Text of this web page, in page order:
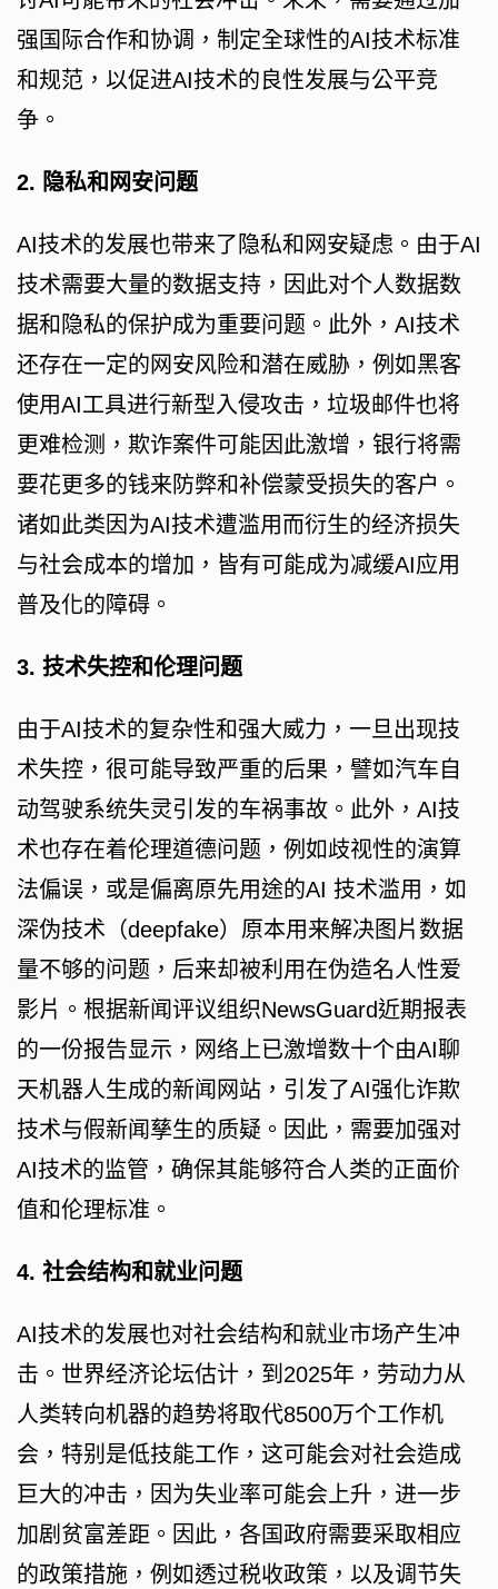
强国际合作和协调，制定全球性的AI技术标准
和规范，以促进AI技术的良性发展与公平竞
争。
2. 隐私和网安问题
AI技术的发展也带来了隐私和网安疑虑。由于AI
技术需要大量的数据支持，因此对个人数据数
据和隐私的保护成为重要问题。此外，AI技术
还存在一定的网安风险和潜在威胁，例如黑客
使用AI工具进行新型入侵攻击，垃圾邮件也将
更难检测，欺诈案件可能因此激增，银行将需
要花更多的钱来防弊和补偿蒙受损失的客户。
诸如此类因为AI技术遭滥用而衍生的经济损失
与社会成本的增加，皆有可能成为减缓AI应用
普及化的障碍。
3. 技术失控和伦理问题
由于AI技术的复杂性和强大威力，一旦出现技
术失控，很可能导致严重的后果，譬如汽车自
动驾驶系统失灵引发的车祸事故。此外，AI技
术也存在着伦理道德问题，例如歧视性的演算
法偏误，或是偏离原先用途的AI 技术滥用，如
深伪技术（deepfake）原本用来解决图片数据
量不够的问题，后来却被利用在伪造名人性爱
影片。根据新闻评议组织NewsGuard近期报表
的一份报告显示，网络上已激增数十个由AI聊
天机器人生成的新闻网站，引发了AI强化诈欺
技术与假新闻孳生的质疑。因此，需要加强对
AI技术的监管，确保其能够符合人类的正面价
值和伦理标准。
4. 社会结构和就业问题
AI技术的发展也对社会结构和就业市场产生冲
击。世界经济论坛估计，到2025年，劳动力从
人类转向机器的趋势将取代8500万个工作机
会，特别是低技能工作，这可能会对社会造成
巨大的冲击，因为失业率可能会上升，进一步
加剧贫富差距。因此，各国政府需要采取相应
的政策措施，例如透过税收政策，以及调节失